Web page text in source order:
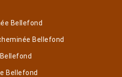
Bellefond
Bellefond
Bellefond